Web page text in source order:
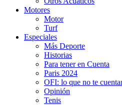
Motores
Motor
Turf
Especiales
Más Deporte
Historias
Para tener en Cuenta
Paris 2024
OFI: lo que no te
Opinión
Tenis